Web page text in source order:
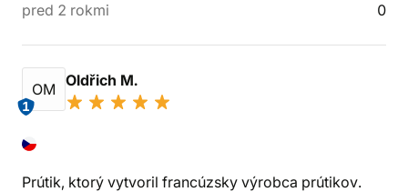
pred 2 rokmi 0
OM
1
Oldřich M.
Prútik, ktorý vytvoril francúzsky výrobca prútikov.